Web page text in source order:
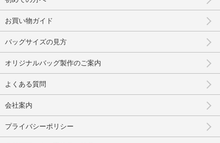
お買い物ガイド
バッグサイズの見方
オリジナルバッグ製作のご案内
よくある質問
会社案内
プライバシーポリシー